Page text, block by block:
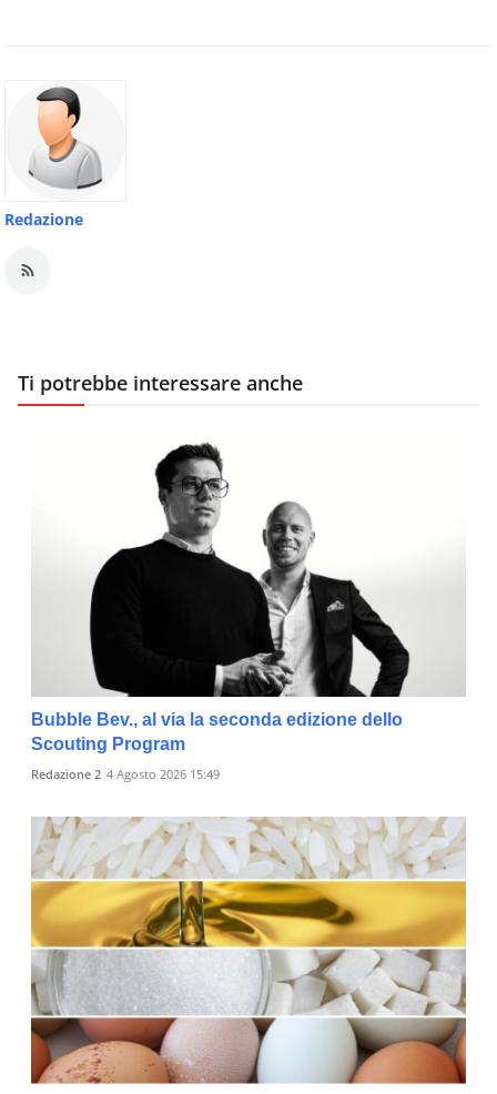
Redazione
Ti potrebbe interessare anche
Bubble Bev., al via la seconda edizione dello
Scouting Program
Redazione 2 4 Agosto 2026 15:49